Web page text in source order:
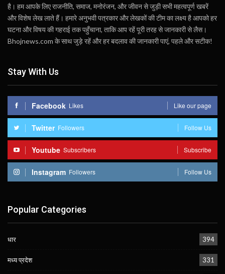
है। हम आपके लिए राजनीति, समाज, मनोरंजन, और जीवन से जुड़ी सभी महत्वपूर्ण खबरें
और विशेष लेख लाते हैं। हमारे अनुभवी पत्रकार और लेखकों की टीम का लक्ष्य है आपको हर
घटना और विषय की गहराई तक पहुँचाना, ताकि आप रहें पूरी तरह से जानकारी से लैस।
Bhojnews.com के साथ जुड़े रहें और हर बदलाव की जानकारी पाएं, पहले और सटीक!
Stay With Us
Facebook Likes Like our page
Twitter Followers Follow Us
Youtube Subscribers Subscribe
Instagram Followers Follow Us
Popular Categories
धार 394
मध्य प्रदेश 331